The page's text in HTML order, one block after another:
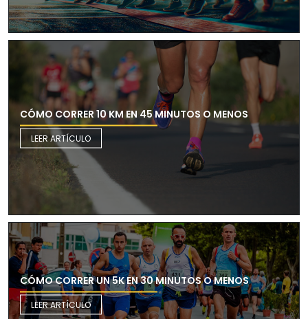
CÓMO CORRER 10 KM EN 45 MINUTOS O MENOS
LEER ARTÍCULO
CÓMO CORRER UN 5K EN 30 MINUTOS O MENOS
LEER ARTÍCULO